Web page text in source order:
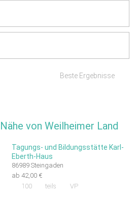
Beste Ergebnisse
von Weilheimer Land
Tagungs- und Bildungsstätte Karl-
Eberth-Haus
86989 Steingaden
ab 42,00 €
100
teils VP